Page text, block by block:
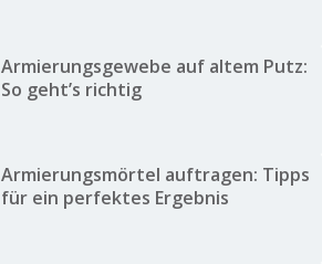
Armierungsgewebe auf altem Putz:
So geht’s richtig
Armierungsmörtel auftragen: Tipps
für ein perfektes Ergebnis